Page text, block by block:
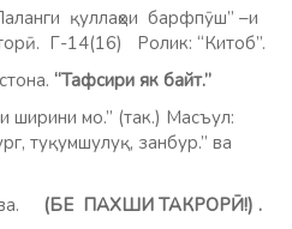
қуллаҳои барфпӯш” –и
Г-14(16) Ролик: “Китоб”.
“Тафсири як байт.”
мо.” (так.) Масъул:
туқумшулуқ, занбур.” ва
(БЕ ПАХШИ ТАКРОРӢ!) .